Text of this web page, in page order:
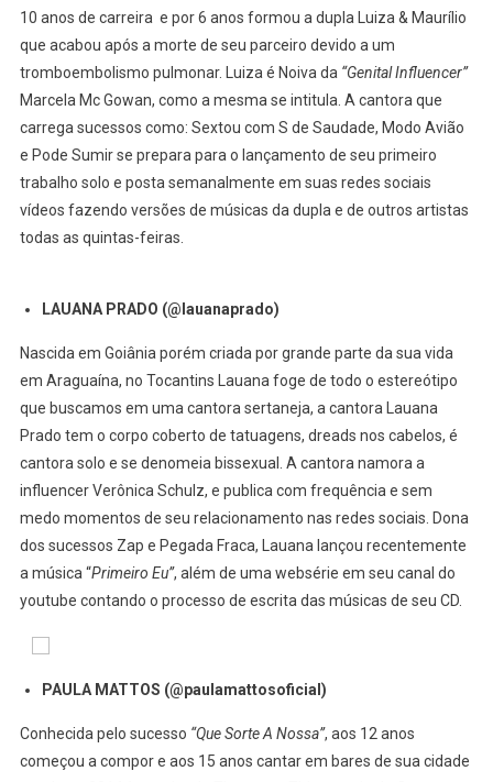
10 anos de carreira e por 6 anos formou a dupla Luiza & Maurílio
que acabou após a morte de seu parceiro devido a um
tromboembolismo pulmonar. Luiza é Noiva da “Genital Influencer”
Marcela Mc Gowan, como a mesma se intitula. A cantora que
carrega sucessos como: Sextou com S de Saudade, Modo Avião
e Pode Sumir se prepara para o lançamento de seu primeiro
trabalho solo e posta semanalmente em suas redes sociais
vídeos fazendo versões de músicas da dupla e de outros artistas
todas as quintas-feiras.
LAUANA PRADO (@lauanaprado)
Nascida em Goiânia porém criada por grande parte da sua vida
em Araguaína, no Tocantins Lauana foge de todo o estereótipo
que buscamos em uma cantora sertaneja, a cantora Lauana
Prado tem o corpo coberto de tatuagens, dreads nos cabelos, é
cantora solo e se denomeia bissexual. A cantora namora a
influencer Verônica Schulz, e publica com frequência e sem
medo momentos de seu relacionamento nas redes sociais. Dona
dos sucessos Zap e Pegada Fraca, Lauana lançou recentemente
a música “Primeiro Eu”, além de uma websérie em seu canal do
youtube contando o processo de escrita das músicas de seu CD.
PAULA MATTOS (@paulamattosoficial)
Conhecida pelo sucesso “Que Sorte A Nossa”, aos 12 anos
começou a compor e aos 15 anos cantar em bares de sua cidade